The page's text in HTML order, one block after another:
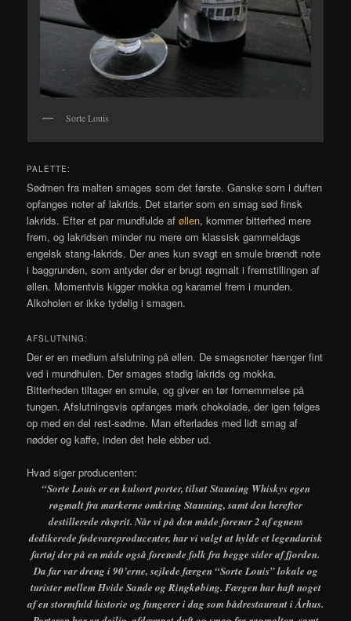
Sorte Louis
PALETTE:
Sødmen fra malten smages som det første. Ganske som i duften
opfanges noter af lakrids. Det starter som en smag sød finsk
lakrids. Efter et par mundfulde aføllen, kommer bitterhed mere
frem, og lakridsen minder nu mere om klassisk gammeldags
engelsk stang-lakrids. Der anes kun svagt en smule brændt note
i baggrunden, som antyder der er brugt røgmalt i fremstillingen af
øllen. Momentvis kigger mokka og karamel frem i munden.
Alkoholen er ikke tydelig i smagen.
AFSLUTNING:
Der er en medium afslutning på øllen. De smagsnoter hænger fint
ved i mundhulen. Der smages stadig lakrids og mokka.
Bitterheden tiltager en smule, og giver en tør fornemmelse på
tungen. Afslutningsvis opfanges mørk chokolade, der igen følges
op med en del rest-sødme. Man efterlades med lidt smag af
nødder og kaffe, inden det hele ebber ud.
Hvad siger producenten:
“Sorte Louis er en kulsort porter, tilsat Stauning Whiskys egen
røgmalt fra markerne omkring Stauning, samt den herefter
destillerede råsprit. Når vi på den måde forener 2 af egnens
dedikerede fødevareproducenter, har vi valgt at hylde et legendarisk
fartøj der på en måde også forenede folk fra begge sider af fjorden.
Da far var dreng i 90’erne, sejlede færgen “Sorte Louis” lokale og
turister mellem Hvide Sande og Ringkøbing. Færgen har haft noget
af en stormfuld historie og fungerer i dag som bådrestaurant i Århus.